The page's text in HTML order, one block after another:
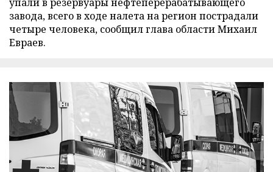
упали в резервуары нефтеперерабатывающего
завода, всего в ходе налета на регион пострадали
четыре человека, сообщил глава области Михаил
Евраев.